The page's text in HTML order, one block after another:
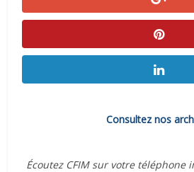
Consultez nos
Écoutez CFIM sur votre téléphone